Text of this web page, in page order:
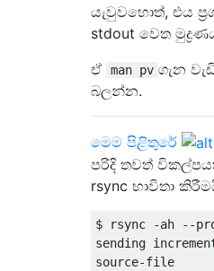
යැවුවහොත්, එය
stdout වෙත
ඒ
man pv ගැන
බලන්න.
මෙම පිළිතුරේ
පරිදි තවත්
rsync භාවිතා
$ rsync -ah --
sending
source-file